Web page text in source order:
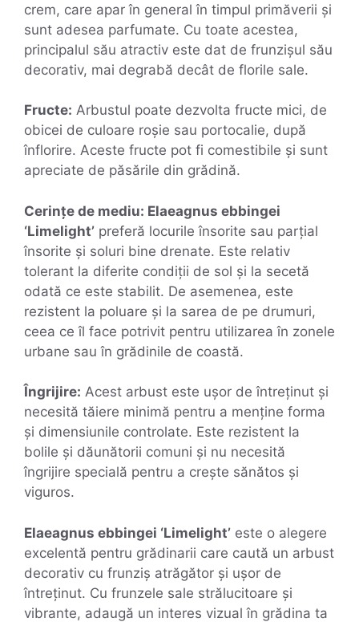
crem, care apar în general în timpul primăverii și
sunt adesea parfumate. Cu toate acestea,
principalul său atractiv este dat de frunzișul său
decorativ, mai degrabă decât de florile sale.
Fructe: Arbustul poate dezvolta fructe mici, de
obicei de culoare roșie sau portocalie, după
înflorire. Aceste fructe pot fi comestibile și sunt
apreciate de păsările din grădină.
Cerințe de mediu: Elaeagnus ebbingei
‘Limelight’ preferă locurile însorite sau parțial
însorite și soluri bine drenate. Este relativ
tolerant la diferite condiții de sol și la secetă
odată ce este stabilit. De asemenea, este
rezistent la poluare și la sarea de pe drumuri,
ceea ce îl face potrivit pentru utilizarea în zonele
urbane sau în grădinile de coastă.
Îngrijire: Acest arbust este ușor de întreținut și
necesită tăiere minimă pentru a menține forma
și dimensiunile controlate. Este rezistent la
bolile și dăunătorii comuni și nu necesită
îngrijire specială pentru a crește sănătos și
viguros.
Elaeagnus ebbingei ‘Limelight’ este o alegere
excelentă pentru grădinarii care caută un arbust
decorativ cu frunziș atrăgător și ușor de
întreținut. Cu frunzele sale strălucitoare și
vibrante, adaugă un interes vizual în grădina ta